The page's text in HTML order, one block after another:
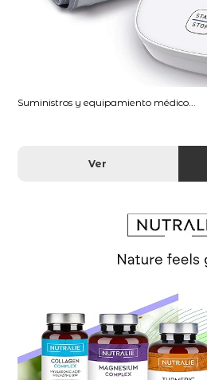
Suministros y equipamiento médico...
Ver